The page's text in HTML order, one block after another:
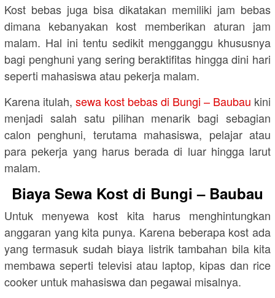
Kost bebas juga bisa dikatakan memiliki jam bebas
dimana kebanyakan kost memberikan aturan jam
malam. Hal ini tentu sedikit mengganggu khususnya
bagi penghuni yang sering beraktifitas hingga dini hari
seperti mahasiswa atau pekerja malam.
Karena itulah, sewa kost bebas di Bungi – Baubau kini
menjadi salah satu pilihan menarik bagi sebagian
calon penghuni, terutama mahasiswa, pelajar atau
para pekerja yang harus berada di luar hingga larut
malam.
Biaya Sewa Kost di Bungi – Baubau
Untuk menyewa kost kita harus menghintungkan
anggaran yang kita punya. Karena beberapa kost ada
yang termasuk sudah biaya listrik tambahan bila kita
membawa seperti televisi atau laptop, kipas dan rice
cooker untuk mahasiswa dan pegawai misalnya.